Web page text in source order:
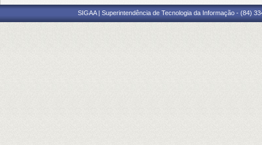
SIGAA | Superintendência de Tecnologia da Informação - (84)